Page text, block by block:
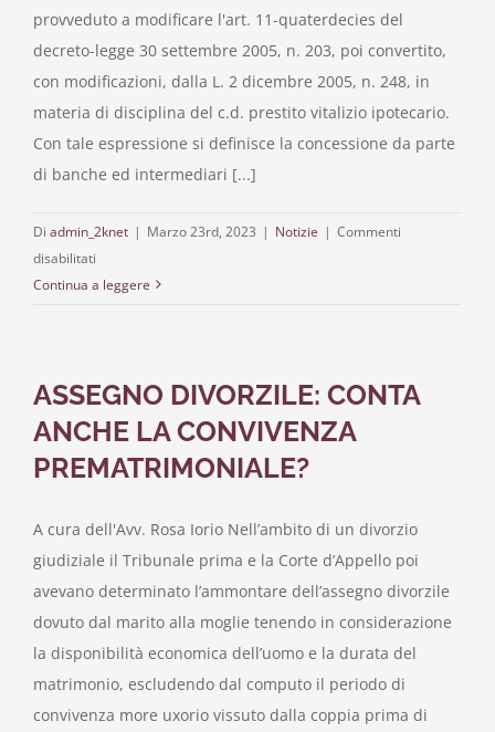
Come fare per…
Contatti
provveduto a modificare l'art. 11-quaterdecies del
decreto-legge 30 settembre 2005, n. 203, poi convertito,
con modificazioni, dalla L. 2 dicembre 2005, n. 248, in
materia di disciplina del c.d. prestito vitalizio ipotecario.
Con tale espressione si definisce la concessione da parte
di banche ed intermediari [...]
Di admin_2knet | Marzo 23rd, 2023 | Notizie | Commenti
disabilitati
IL
Continua a leggere
ASSEGNO DIVORZILE: CONTA
ANCHE LA CONVIVENZA
PREMATRIMONIALE?
A cura dell'Avv. Rosa Iorio Nell’ambito di un divorzio
giudiziale il Tribunale prima e la Corte d’Appello poi
avevano determinato l’ammontare dell’assegno divorzile
dovuto dal marito alla moglie tenendo in considerazione
la disponibilità economica dell’uomo e la durata del
matrimonio, escludendo dal computo il periodo di
convivenza more uxorio vissuto dalla coppia prima di